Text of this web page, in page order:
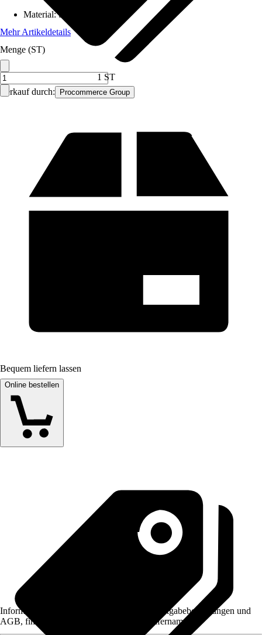
Verkauf durch: Procommerce Group
Material:Stahl
Mehr Artikeldetails
Menge (ST)
1 ST
Bequem liefern lassen
Online bestellen
Informationen des Verkäufers, wie z. B. Rückgabebedingungen und
AGB, finden Sie bei Klick auf den Verkäufernamen.